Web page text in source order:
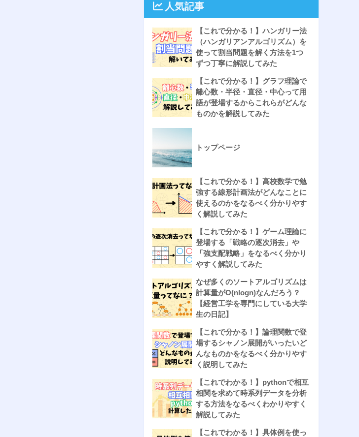
人気記事
【これで分かる！】ハンガリー法
（ハンガリアンアルゴリズム）を
使って割当問題を解く方法を1つ
ずつ丁寧に解説してみた
【これで分かる！】グラフ理論で
離心数・半径・直径・中心って用
語が登場するからこれらがどんな
ものかを解説してみた
トップページ
【これで分かる！】高校数学で勉
強する線形計画法がどんなことに
使えるのかをなるべく分かりやす
く解説してみた
【これで分かる！】ゲーム理論に
登場する「戦略の逐次消去」や
「強支配戦略」をなるべく分かり
やすく解説してみた
なぜ多くのソートアルゴリズムは
計算量がO(nlogn)なんだろう？
【経営工学を専門にしている大学
生の日記】
【これで分かる！】論理関数で登
場するシャノン展開がいったいど
んなものかをなるべく分かりやす
く説明してみた
【これでわかる！】pythonで相互
相関を求めて時系列データを分析
する方法をなるべくわかりやすく
解説してみた
【これでわかる！】具体例を使っ